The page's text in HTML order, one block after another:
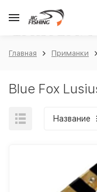
Главная Приманки
Blue Fox
Название